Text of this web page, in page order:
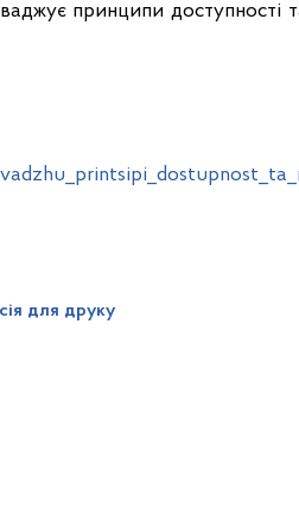
принципи доступності
для друку